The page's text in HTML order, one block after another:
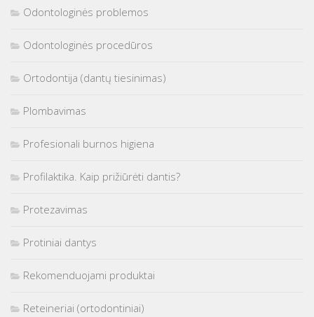
Odontologinės problemos
Odontologinės procedūros
Ortodontija (dantų tiesinimas)
Plombavimas
Profesionali burnos higiena
Profilaktika. Kaip prižiūrėti dantis?
Protezavimas
Protiniai dantys
Rekomenduojami produktai
Reteineriai (ortodontiniai)